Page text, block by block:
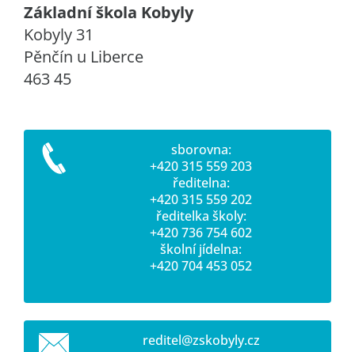
Základní škola Kobyly
Kobyly 31
Pěnčín u Liberce
463 45
sborovna:
+420 315 559 203
ředitelna:
+420 315 559 202
ředitelka školy:
+420 736 754 602
školní jídelna:
+420 704 453 052
reditel@zskobyly.cz